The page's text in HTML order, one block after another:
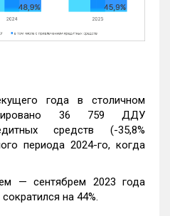
года в столичном
36 759 ДДУ
средств (-35,8%
периода 2024-го, когда
— сентябрем 2023 года
на 44%.